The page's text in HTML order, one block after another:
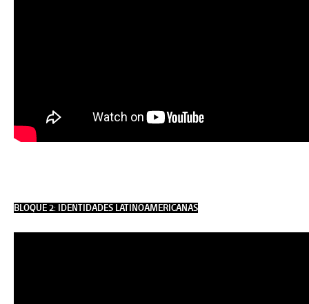
BLOQUE 2: IDENTIDADES LATINOAMERICANAS